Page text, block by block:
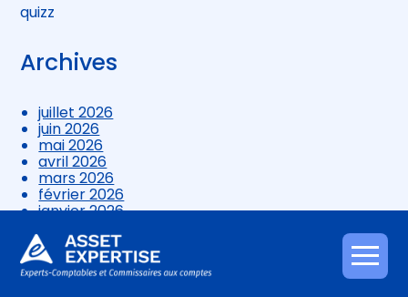
Aller
au
quizz
Archives
juillet 2026
juin 2026
mai 2026
avril 2026
mars 2026
février 2026
janvier 2026
novembre 2025
octobre 2025
septembre 2025